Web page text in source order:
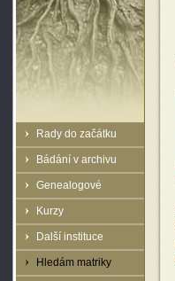
Rady do začátku
Bádání v archivu
Genealogové
Kurzy
Další instituce
Hledám matriky